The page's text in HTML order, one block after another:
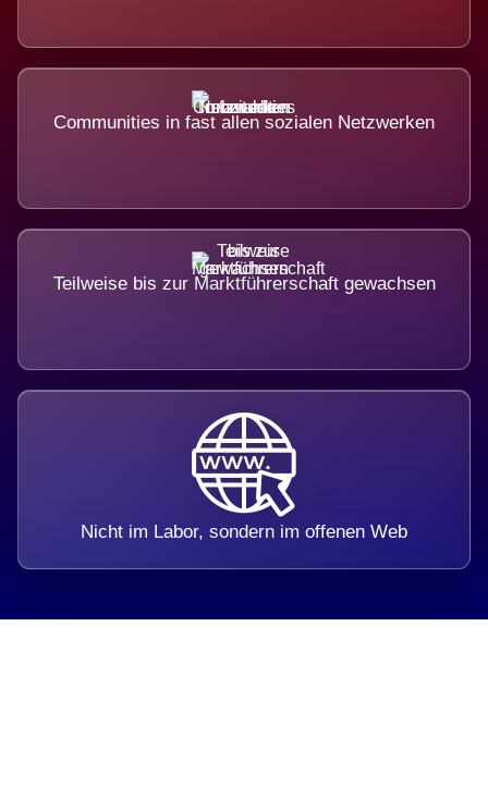
Communities in fast allen sozialen Netzwerken
Teilweise bis zur Marktführerschaft gewachsen
Nicht im Labor, sondern im offenen Web